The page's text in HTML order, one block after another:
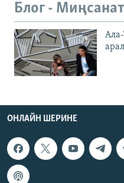
Блог - Миңсанат
ОНЛАЙН ШЕРИНЕ